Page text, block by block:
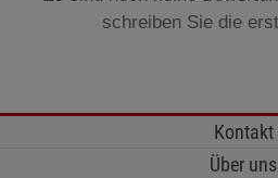
schreiben Sie die
Kontakt
Über uns